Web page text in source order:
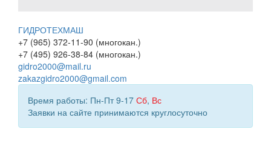
ГИДРОТЕХМАШ
+7 (965) 372-11-90 (многокан.)
+7 (495) 926-38-84 (многокан.)
gidro2000@mail.ru
zakazgidro2000@gmail.com
Время работы: Пн-Пт 9-17 Сб, Вс
Заявки на сайте принимаются круглосуточно